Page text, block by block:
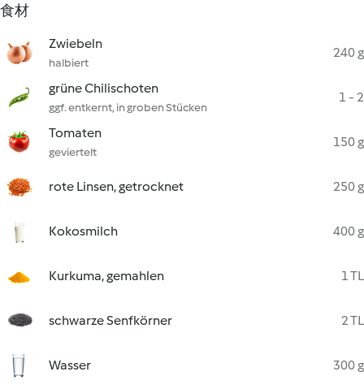
食材
Zwiebeln
halbiert
240 g
grüne Chilischoten
ggf. entkernt, in groben Stücken
1 - 2
Tomaten
geviertelt
150 g
rote Linsen, getrocknet 250 g
Kokosmilch 400 g
Kurkuma, gemahlen 1 TL
schwarze Senfkörner 2 TL
Wasser 300 g